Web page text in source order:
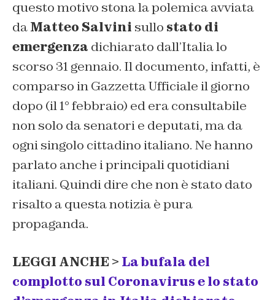
questo motivo stona la polemica avviata
daMatteo Salvini sullo stato di
emergenza dichiarato dall’Italia lo
scorso 31 gennaio. Il documento, infatti, è
comparso in Gazzetta Ufficiale il giorno
dopo (il 1° febbraio) ed era consultabile
non solo da senatori e deputati, ma da
ogni singolo cittadino italiano. Ne hanno
parlato anche i principali quotidiani
italiani. Quindi dire che non è stato dato
risalto a questa notizia è pura
propaganda.
LEGGI ANCHE > La bufala del
complotto sul Coronavirus e lo stato